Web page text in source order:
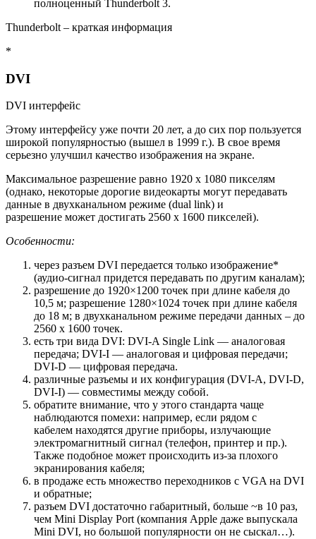
полноценный Thunderbolt 3.
Thunderbolt – краткая информация
*
DVI
DVI интерфейс
Этому интерфейсу уже почти 20 лет, а до сих пор пользуется
широкой популярностью (вышел в 1999 г.). В свое время
серьезно улучшил качество изображения на экране.
Максимальное разрешение равно 1920 х 1080 пикселям
(однако, некоторые дорогие видеокарты могут передавать
данные в двухканальном режиме (dual link) и
разрешение может достигать 2560 х 1600 пикселей).
Особенности:
через разъем DVI передается только изображение*
(аудио-сигнал придется передавать по другим каналам);
разрешение до 1920×1200 точек при длине кабеля до
10,5 м; разрешение 1280×1024 точек при длине кабеля
до 18 м; в двухканальном режиме передачи данных – до
2560 х 1600 точек.
есть три вида DVI: DVI-A Single Link — аналоговая
передача; DVI-I — аналоговая и цифровая передачи;
DVI-D — цифровая передача.
различные разъемы и их конфигурация (DVI-A, DVI-D,
DVI-I) — совместимы между собой.
обратите внимание, что у этого стандарта чаще
наблюдаются помехи: например, если рядом с
кабелем находятся другие приборы, излучающие
электромагнитный сигнал (телефон, принтер и пр.).
Также подобное может происходить из-за плохого
экранирования кабеля;
в продаже есть множество переходников с VGA на DVI
и обратные;
разъем DVI достаточно габаритный, больше ~в 10 раз,
чем Mini Display Port(компания Apple даже выпускала
Mini DVI, но большой популярности он не сыскал…).